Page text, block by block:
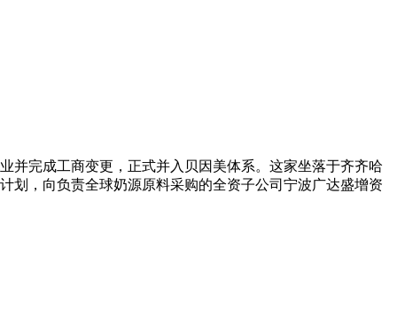
并完成工商变更，正式并入贝因美体系。这家坐落于齐齐哈
划，向负责全球奶源原料采购的全资子公司宁波广达盛增资